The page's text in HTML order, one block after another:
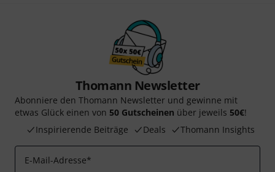
Thomann Newsletter
Abonniere den Thomann Newsletter und gewinne mit
etwas Glück einen von 50 Gutscheinen über jeweils 50€!
Inspirierende Beiträge
Deals Thomann Insights
E-Mail-Adresse*